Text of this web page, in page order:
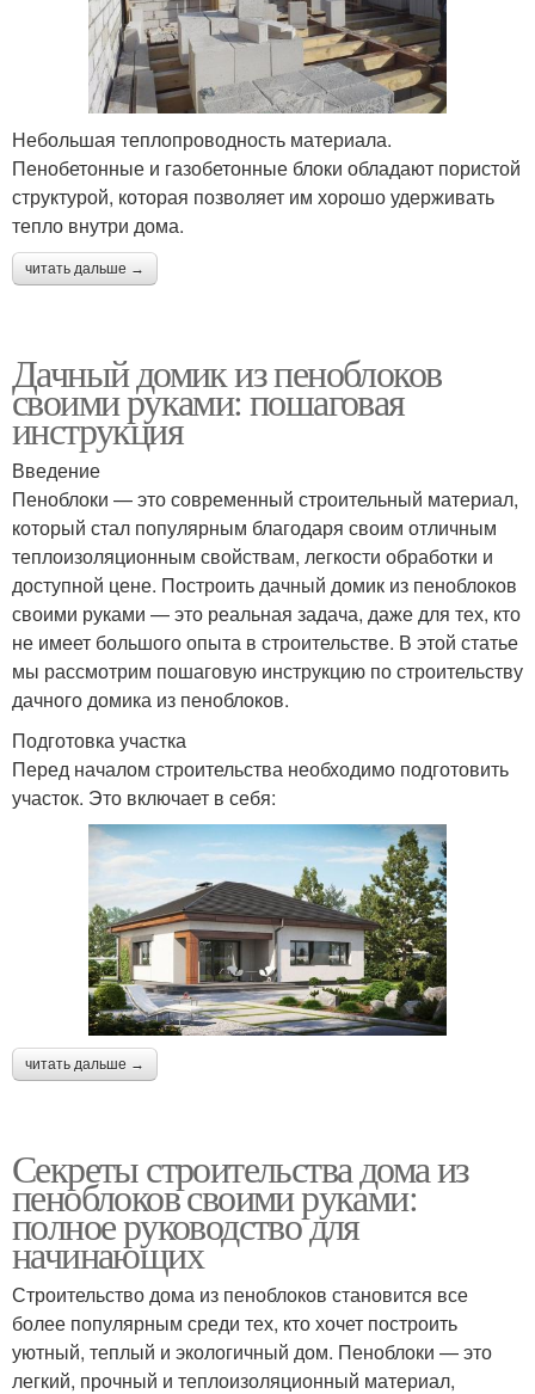
Небольшая теплопроводность материала.
Пенобетонные и газобетонные блоки обладают пористой
структурой, которая позволяет им хорошо удерживать
тепло внутри дома.
читать дальше →
Дачный домик из пеноблоков
своими руками: пошаговая
инструкция
Введение
Пеноблоки — это современный строительный материал,
который стал популярным благодаря своим отличным
теплоизоляционным свойствам, легкости обработки и
доступной цене. Построить дачный домик из пеноблоков
своими руками — это реальная задача, даже для тех, кто
не имеет большого опыта в строительстве. В этой статье
мы рассмотрим пошаговую инструкцию по строительству
дачного домика из пеноблоков.
Подготовка участка
Перед началом строительства необходимо подготовить
участок. Это включает в себя:
читать дальше →
Секреты строительства дома из
пеноблоков своими руками:
полное руководство для
начинающих
Строительство дома из пеноблоков становится все
более популярным среди тех, кто хочет построить
уютный, теплый и экологичный дом. Пеноблоки — это
легкий, прочный и теплоизоляционный материал,